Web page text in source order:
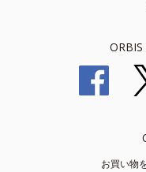
ORBIS
お買い物